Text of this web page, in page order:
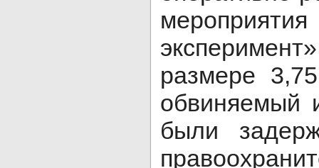
размере
обвиняемый
были